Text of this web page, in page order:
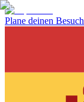
Plane deinen Besuch